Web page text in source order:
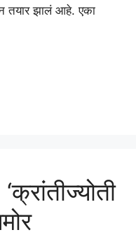
तयार झालं आहे. एका